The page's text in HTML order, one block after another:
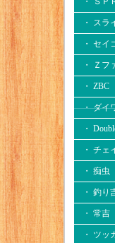
・ スラ
・ セイ
・ Ｚフ
・ ZBC
・ ダイ
・
・ チェ
・ 痴虫
・ 釣り
・ 常吉
・ ツッ